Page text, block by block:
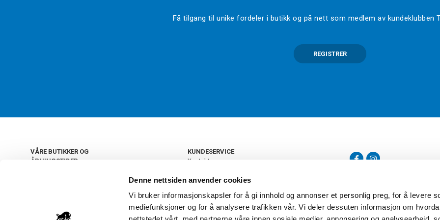
Denne nettsiden anvender cookies
Vi bruker informasjonskapsler for å gi innhold og annonser et personlig preg, for å levere
mediefunksjoner og for å analysere trafikken vår. Vi deler dessuten informasjon om
Få tilgang til unike fordeler i butikk og på nett som medlem av kundeklubben
REGISTRER
VÅRE BUTIKKER OG
ÅPNINGSTIDER
KUNDESERVICE
Kontakt oss
Retur og bytte
Personvern
Frakt og levering
Ledige stillinger
Torshov Sport har over 90 års
klubbhandel. Torshov Sport har
Drammen, Sandvika Storsenter